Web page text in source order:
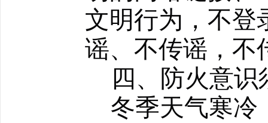
文明行为，不登
谣、不传谣，不
四、防火意识
冬季天气寒冷